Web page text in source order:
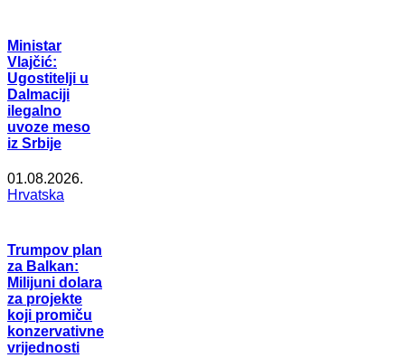
Ministar
Vlajčić:
Ugostitelji u
Dalmaciji
ilegalno
uvoze meso
iz Srbije
01.08.2026.
Hrvatska
Trumpov plan
za Balkan:
Milijuni dolara
za projekte
koji promiču
konzervativne
vrijednosti